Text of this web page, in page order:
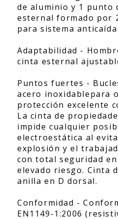
de aluminio y 1 punto
esternal formado por
para sistema anticaída
Adaptabilidad -
cinta esternal
Puntos fuertes -
acero inoxidablepara
protección excelente
La cinta de
impide cualquier
electroestática al
explosión y el
con total seguridad
elevado riesgo. Cinta
anilla en D dorsal.
Conformidad -
EN1149-1:2006